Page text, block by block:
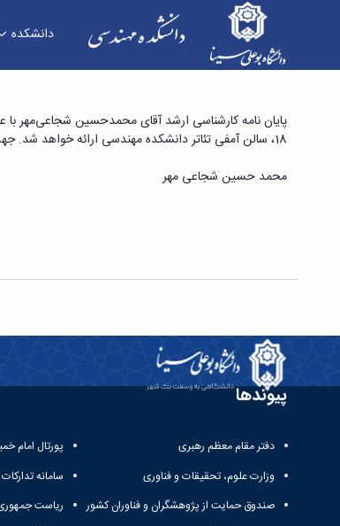
دانشکده
پایان نامه کارشناسی ارشد آقای
متاکائولین» - دانشکده فنی و مهندسی
18، سالن آمفی تئاتر دانشکده مهندسی ارائه خواهد شد. جهت کسب اطلاعات بیشتر به لینک زیر مراجعه فرمایید:
محمد حسین شجاعی مهر
پیوندها
دفتر مقام معظم رهبری
وزارت علوم، تحقیقات و فناوری
صندوق حمایت از پژوهشگران و فناوران کشور
پورتال امام
سامانه
ریاست